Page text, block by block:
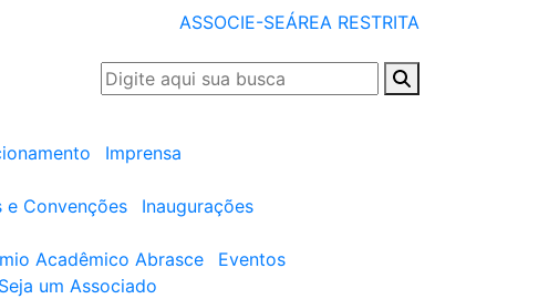
ASSOCIE-SEÁREA RESTRITA
Imprensa
e Convenções
Inaugurações
Acadêmico Abrasce
Eventos
Seja um Associado